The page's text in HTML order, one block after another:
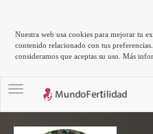
Nuestra web usa cookies para mejorar tu
contenido relacionado con tus
consideramos que aceptas su uso.Más
Toggle navigation